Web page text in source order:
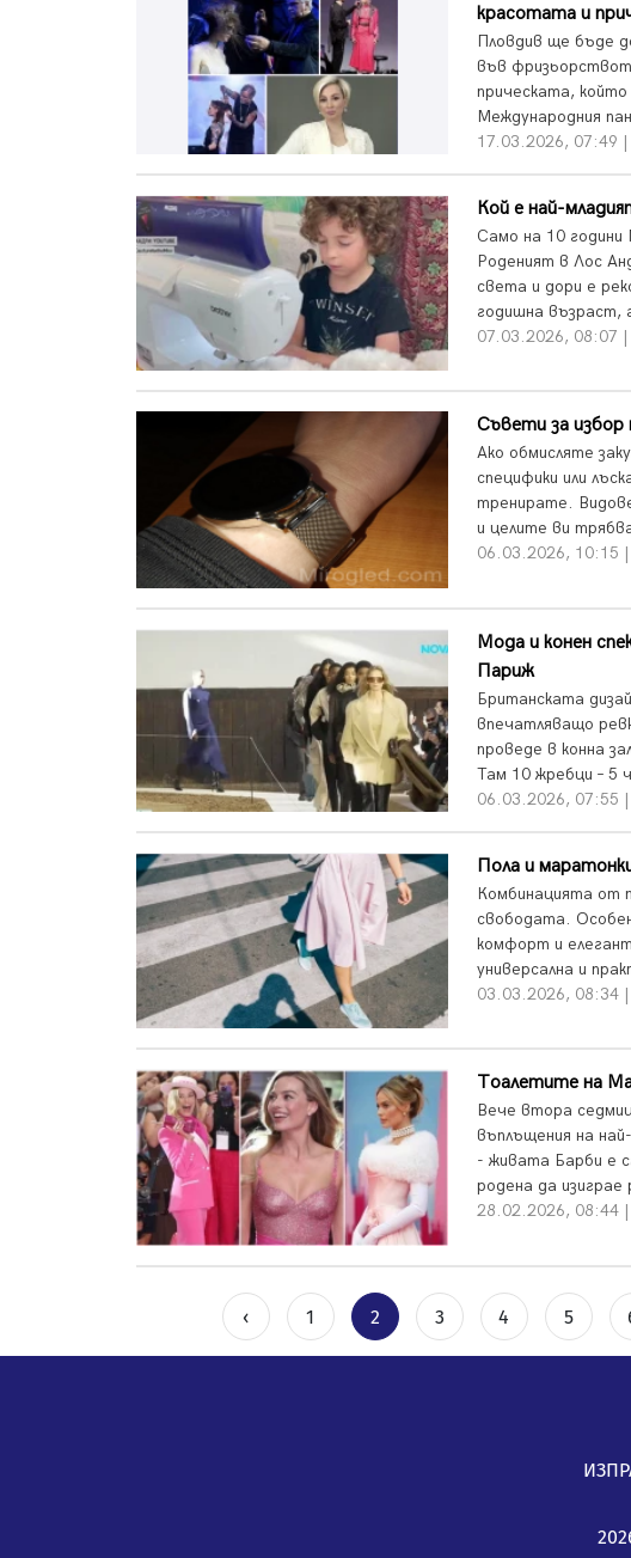
красотата и
Пловдив ще бъде
във
прическата,
Международния
17.03.2026, 07:49
Кой е най-
Само на 10
Роденият в Лос
света и дори е
годишна възраст,
07.03.2026, 08:07
Съвети за избор
Ако обмисляте
специфики или
тренирате.
и целите ви
06.03.2026, 10:15
Мода и конен
Париж
Британската
впечатляващо
проведе в конна
Там 10 жребци – 5
06.03.2026, 07:55
Пола и
Комбинацията от
свободата.
комфорт и
универсална и
03.03.2026, 08:34
Тоалетите на
Вече втора
въплъщения на
- живата Барби е
родена да
28.02.2026, 08:44
‹ 1 2 3 4 5